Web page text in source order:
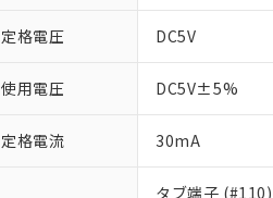
定格電圧 DC5V
使用電圧 DC5V±5%
定格電流 30mA
タブ端子 (#110)
正式な納期
当社販売員に
オムロン制
在庫状況お
ている必要が
お客様が当
※2 対応予定月
部品在庫の切り
※3 非含有証明
※2 環境保護使
「ｅ」：有害物質
「10」：通常の
置等に一切
当社は、貴
また当社は
たしません。
△
－
在庫な
機器販
空
白
受注生